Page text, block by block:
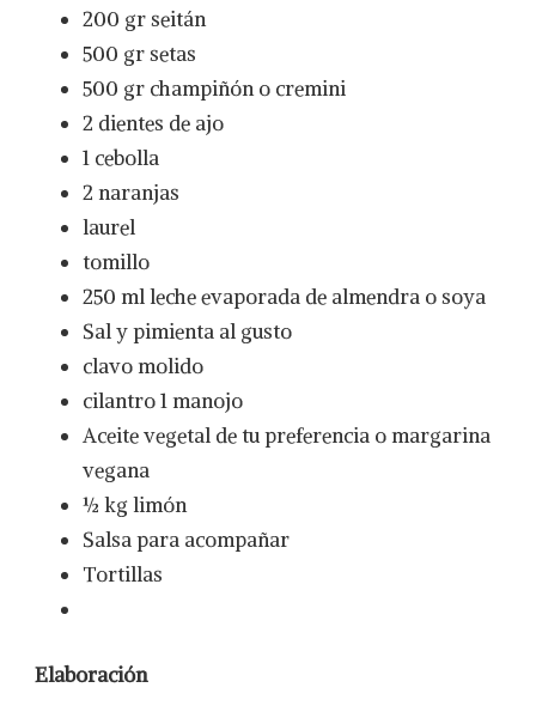
200 gr seitán
500 gr setas
500 gr champiñón o cremini
2 dientes de ajo
1 cebolla
2 naranjas
laurel
tomillo
250 ml leche evaporada de almendra o soya
Sal y pimienta al gusto
clavo molido
cilantro 1 manojo
Aceite vegetal de tu preferencia o margarina
vegana
½ kg limón
Salsa para acompañar
Tortillas
Elaboración